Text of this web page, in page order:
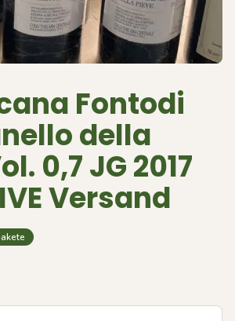
Fontodi
della
0,7 JG 2017
Versand